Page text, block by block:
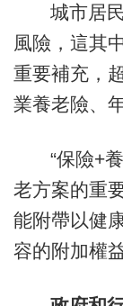
城市居
風險，這其
重要補充，
業養老險、
“保險+
老方案的重
能附帶以健
容的附加權